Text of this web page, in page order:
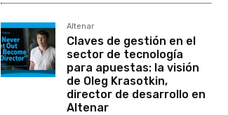
Altenar
Claves de gestión en el
sector de tecnología
para apuestas: la visión
de Oleg Krasotkin,
director de desarrollo en
Altenar